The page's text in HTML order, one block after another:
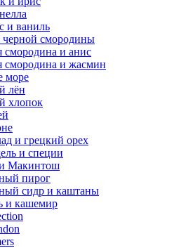
и ваниль
черной смородины
смородина и анис
смородина и жасмин
море
лён
хлопок
и грецкий орех
и специи
Макинтош
пирог
сидр и каштаны
и кашемир